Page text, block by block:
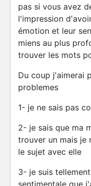
pas si vous avez
l'impression
émotion et leur
miens au plus
trouver les mots
Du coup j'aimerai
problemes
1- je ne sais pas
2- je sais que ma
trouver un mais je
le sujet avec elle
3- je suis
sentimentale que